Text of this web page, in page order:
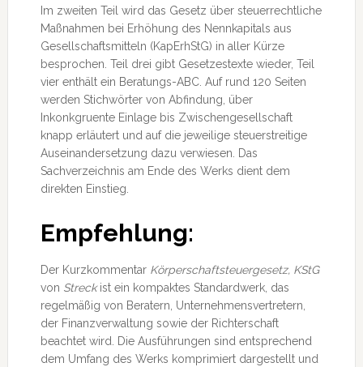
Im zweiten Teil wird das Gesetz über steuerrechtliche
Maßnahmen bei Erhöhung des Nennkapitals aus
Gesellschaftsmitteln (KapErhStG) in aller Kürze
besprochen. Teil drei gibt Gesetzestexte wieder, Teil
vier enthält ein Beratungs-ABC. Auf rund 120 Seiten
werden Stichwörter von Abfindung, über
Inkonkgruente Einlage bis Zwischengesellschaft
knapp erläutert und auf die jeweilige steuerstreitige
Auseinandersetzung dazu verwiesen. Das
Sachverzeichnis am Ende des Werks dient dem
direkten Einstieg.
Empfehlung:
Der Kurzkommentar Körperschaftsteuergesetz, KStG
von Streckist ein kompaktes Standardwerk, das
regelmäßig von Beratern, Unternehmensvertretern,
der Finanzverwaltung sowie der Richterschaft
beachtet wird. Die Ausführungen sind entsprechend
dem Umfang des Werks komprimiert dargestellt und